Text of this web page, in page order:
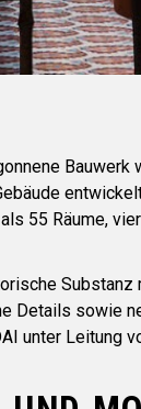
55 Räume,
Details sowie
unter Leitung